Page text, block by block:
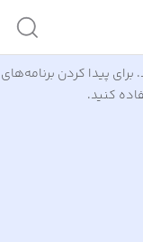
پیدا کردن برنامه‌های
کنید.